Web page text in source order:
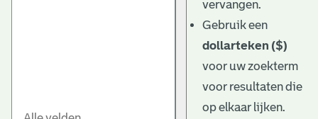
vervangen.
Gebruik een
dollarteken ($)
voor uw zoekterm
voor resultaten die
op elkaar lijken.